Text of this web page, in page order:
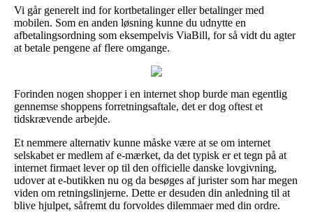
Vi går generelt ind for kortbetalinger eller betalinger med
mobilen. Som en anden løsning kunne du udnytte en
afbetalingsordning som eksempelvis ViaBill, for så vidt du agter
at betale pengene af flere omgange.
Forinden nogen shopper i en internet shop burde man egentlig
gennemse shoppens forretningsaftale, det er dog oftest et
tidskrævende arbejde.
Et nemmere alternativ kunne måske være at se om internet
selskabet er medlem af e-mærket, da det typisk er et tegn på at
internet firmaet lever op til den officielle danske lovgivning,
udover at e-butikken nu og da besøges af jurister som har megen
viden om retningslinjerne. Dette er desuden din anledning til at
blive hjulpet, såfremt du forvoldes dilemmaer med din ordre.